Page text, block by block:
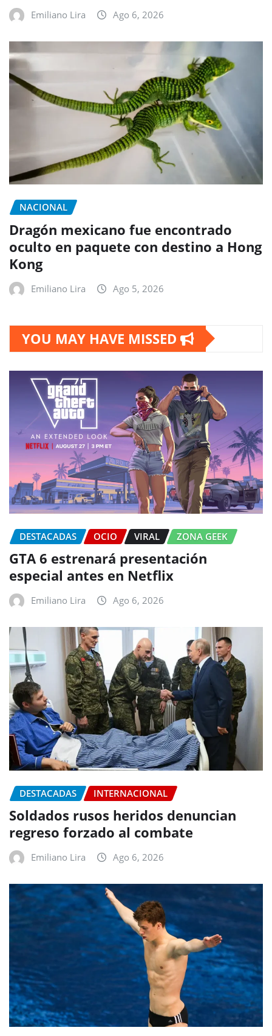
Emiliano Lira Ago 6, 2026
NACIONAL
Dragón mexicano fue encontrado
oculto en paquete con destino a Hong
Kong
Emiliano Lira Ago 5, 2026
YOU MAY HAVE MISSED
DESTACADAS OCIO VIRAL ZONA GEEK
GTA 6 estrenará presentación
especial antes en Netflix
Emiliano Lira Ago 6, 2026
DESTACADAS INTERNACIONAL
Soldados rusos heridos denuncian
regreso forzado al combate
Emiliano Lira Ago 6, 2026